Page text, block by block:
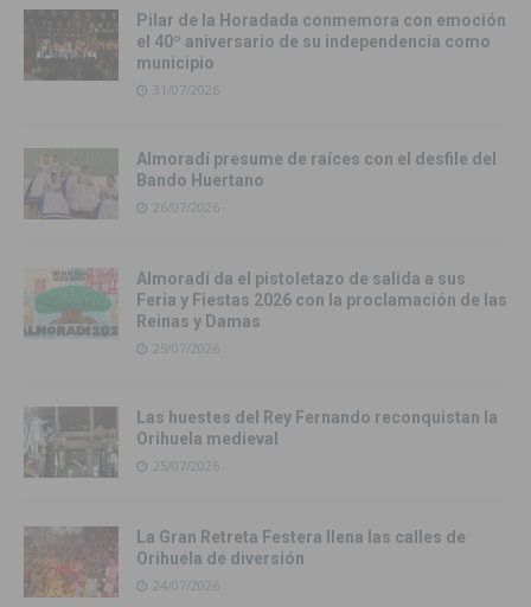
Pilar de la Horadada conmemora con emoción
el 40º aniversario de su independencia como
municipio
31/07/2026
Almoradí presume de raíces con el desfile del
Bando Huertano
26/07/2026
Almoradí da el pistoletazo de salida a sus
Feria y Fiestas 2026 con la proclamación de las
Reinas y Damas
25/07/2026
Las huestes del Rey Fernando reconquistan la
Orihuela medieval
25/07/2026
La Gran Retreta Festera llena las calles de
Orihuela de diversión
24/07/2026